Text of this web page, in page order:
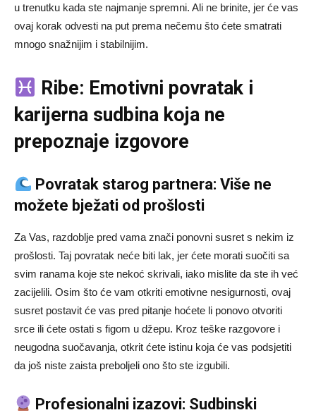
u trenutku kada ste najmanje spremni. Ali ne brinite, jer će vas
ovaj korak odvesti na put prema nečemu što ćete smatrati
mnogo snažnijim i stabilnijim.
Ribe: Emotivni povratak i
karijerna sudbina koja ne
prepoznaje izgovore
Povratak starog partnera: Više ne
možete bježati od prošlosti
Za Vas, razdoblje pred vama znači ponovni susret s nekim iz
prošlosti. Taj povratak neće biti lak, jer ćete morati suočiti sa
svim ranama koje ste nekoć skrivali, iako mislite da ste ih već
zacijelili. Osim što će vam otkriti emotivne nesigurnosti, ovaj
susret postavit će vas pred pitanje hoćete li ponovo otvoriti
srce ili ćete ostati s figom u džepu. Kroz teške razgovore i
neugodna suočavanja, otkrit ćete istinu koja će vas podsjetiti
da još niste zaista preboljeli ono što ste izgubili.
Profesionalni izazovi: Sudbinski